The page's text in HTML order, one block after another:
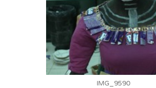
IMG_9590